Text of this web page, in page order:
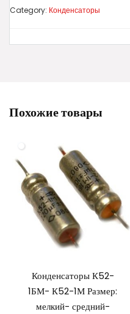
Category: Конденсаторы
Похожие товары
Конденсаторы К52-
1БМ- К52-1М Размер:
мелкий- средний-